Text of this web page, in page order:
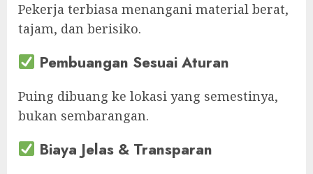
Pekerja terbiasa menangani material berat,
tajam, dan berisiko.
Pembuangan Sesuai Aturan
Puing dibuang ke lokasi yang semestinya,
bukan sembarangan.
Biaya Jelas & Transparan